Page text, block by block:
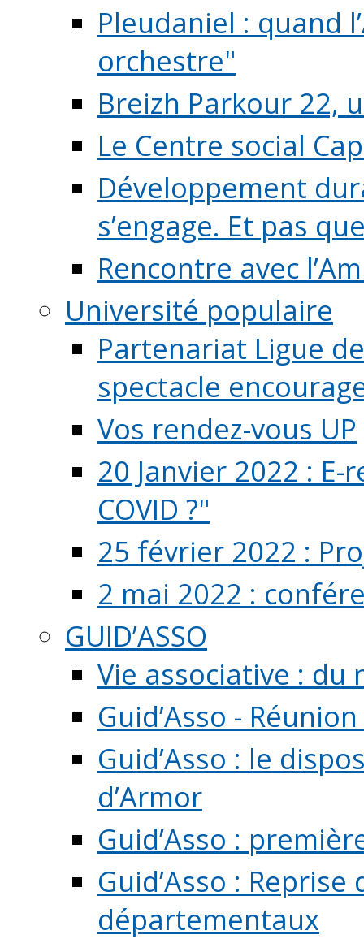
Pleudaniel : quand
orchestre"
Breizh Parkour 22,
Le Centre social
Développement
s’engage. Et pas
Rencontre avec
Université populaire
Partenariat Ligue
spectacle
Vos rendez-vous UP
20 Janvier 2022 :
COVID ?"
25 février 2022 :
2 mai 2022 :
GUID’ASSO
Vie associative : du
Guid’Asso -
Guid’Asso : le
d’Armor
Guid’Asso :
Guid’Asso :
départementaux